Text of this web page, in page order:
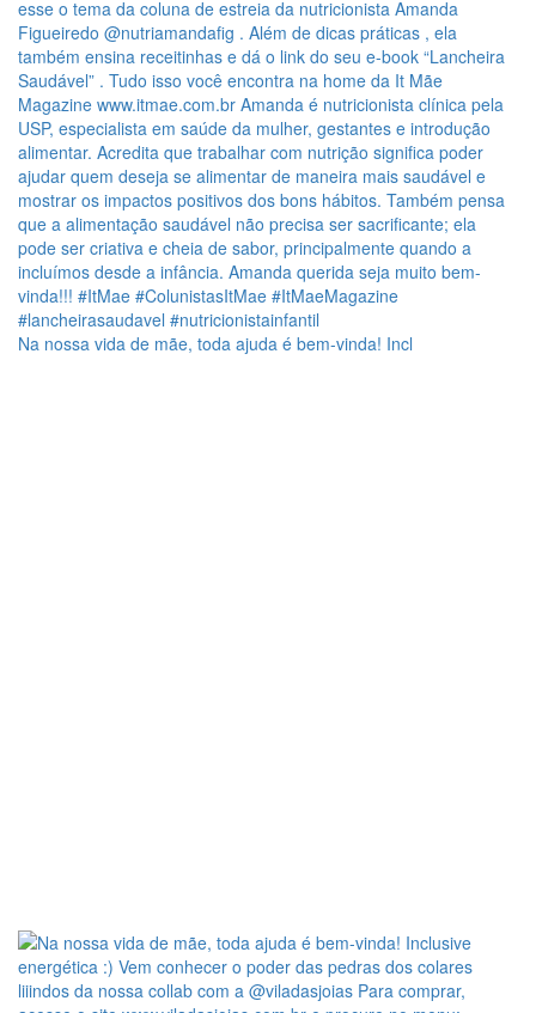
Na nossa vida de mãe, toda ajuda é bem-vinda! Incl